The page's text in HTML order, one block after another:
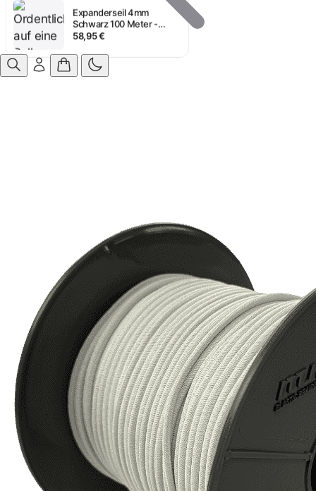
Anmelden
Expanderseil 4mm
Schwarz 100 Meter -
Multiflex
58,95 €